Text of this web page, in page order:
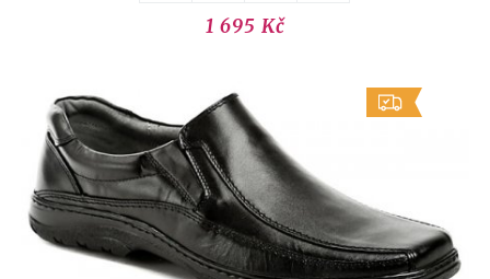
1 695 Kč